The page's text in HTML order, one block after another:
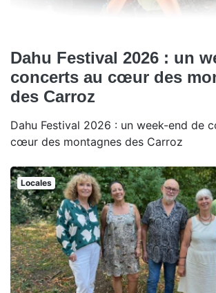
Dahu Festival 2026 : un
concerts au cœur des
des Carroz
Dahu Festival 2026 : un week-end de
cœur des montagnes des Carroz
Locales